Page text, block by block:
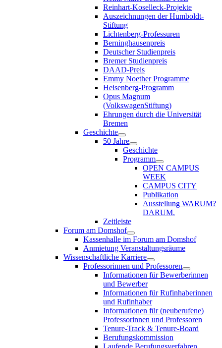
Reinhart-Koselleck-Projekte
Auszeichnungen der Humboldt-
Stiftung
Lichtenberg-Professuren
Berninghausenpreis
Deutscher Studienpreis
Bremer Studienpreis
DAAD-Preis
Emmy Noether Programme
Heisenberg-Programm
Opus Magnum
(VolkswagenStiftung)
Ehrungen durch die Universität
Bremen
Geschichte
50 Jahre
Geschichte
Programm
OPEN CAMPUS
WEEK
CAMPUS CITY
Publikation
Ausstellung WARUM?
DARUM.
Zeitleiste
Forum am Domshof
Kassenhalle im Forum am Domshof
Anmietung Veranstaltungsräume
Wissenschaftliche Karriere
Professorinnen und Professoren
Informationen für Bewerberinnen
und Bewerber
Informationen für Rufinhaberinnen
und Rufinhaber
Informationen für (neuberufene)
Professorinnen und Professoren
Tenure-Track & Tenure-Board
Berufungskommission
Laufende Berufungsverfahren